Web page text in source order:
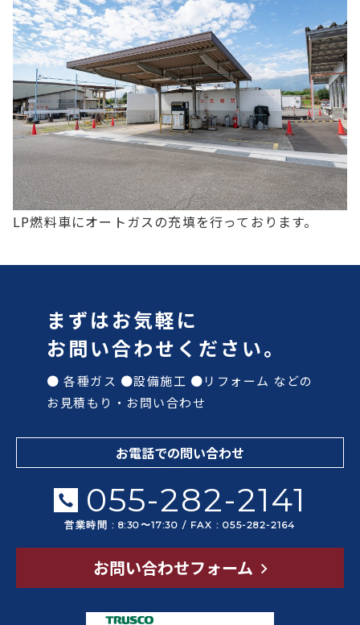
LP燃料車にオートガスの充填を行っております。
まずはお気軽に
お問い合わせください。
● 各種ガス ●設備施工 ●リフォーム などの
お見積もり・お問い合わせ
お電話での問い合わせ
055-282-2141
営業時間 : 8:30〜17:30 / FAX : 055-282-2164
お問い合わせフォーム